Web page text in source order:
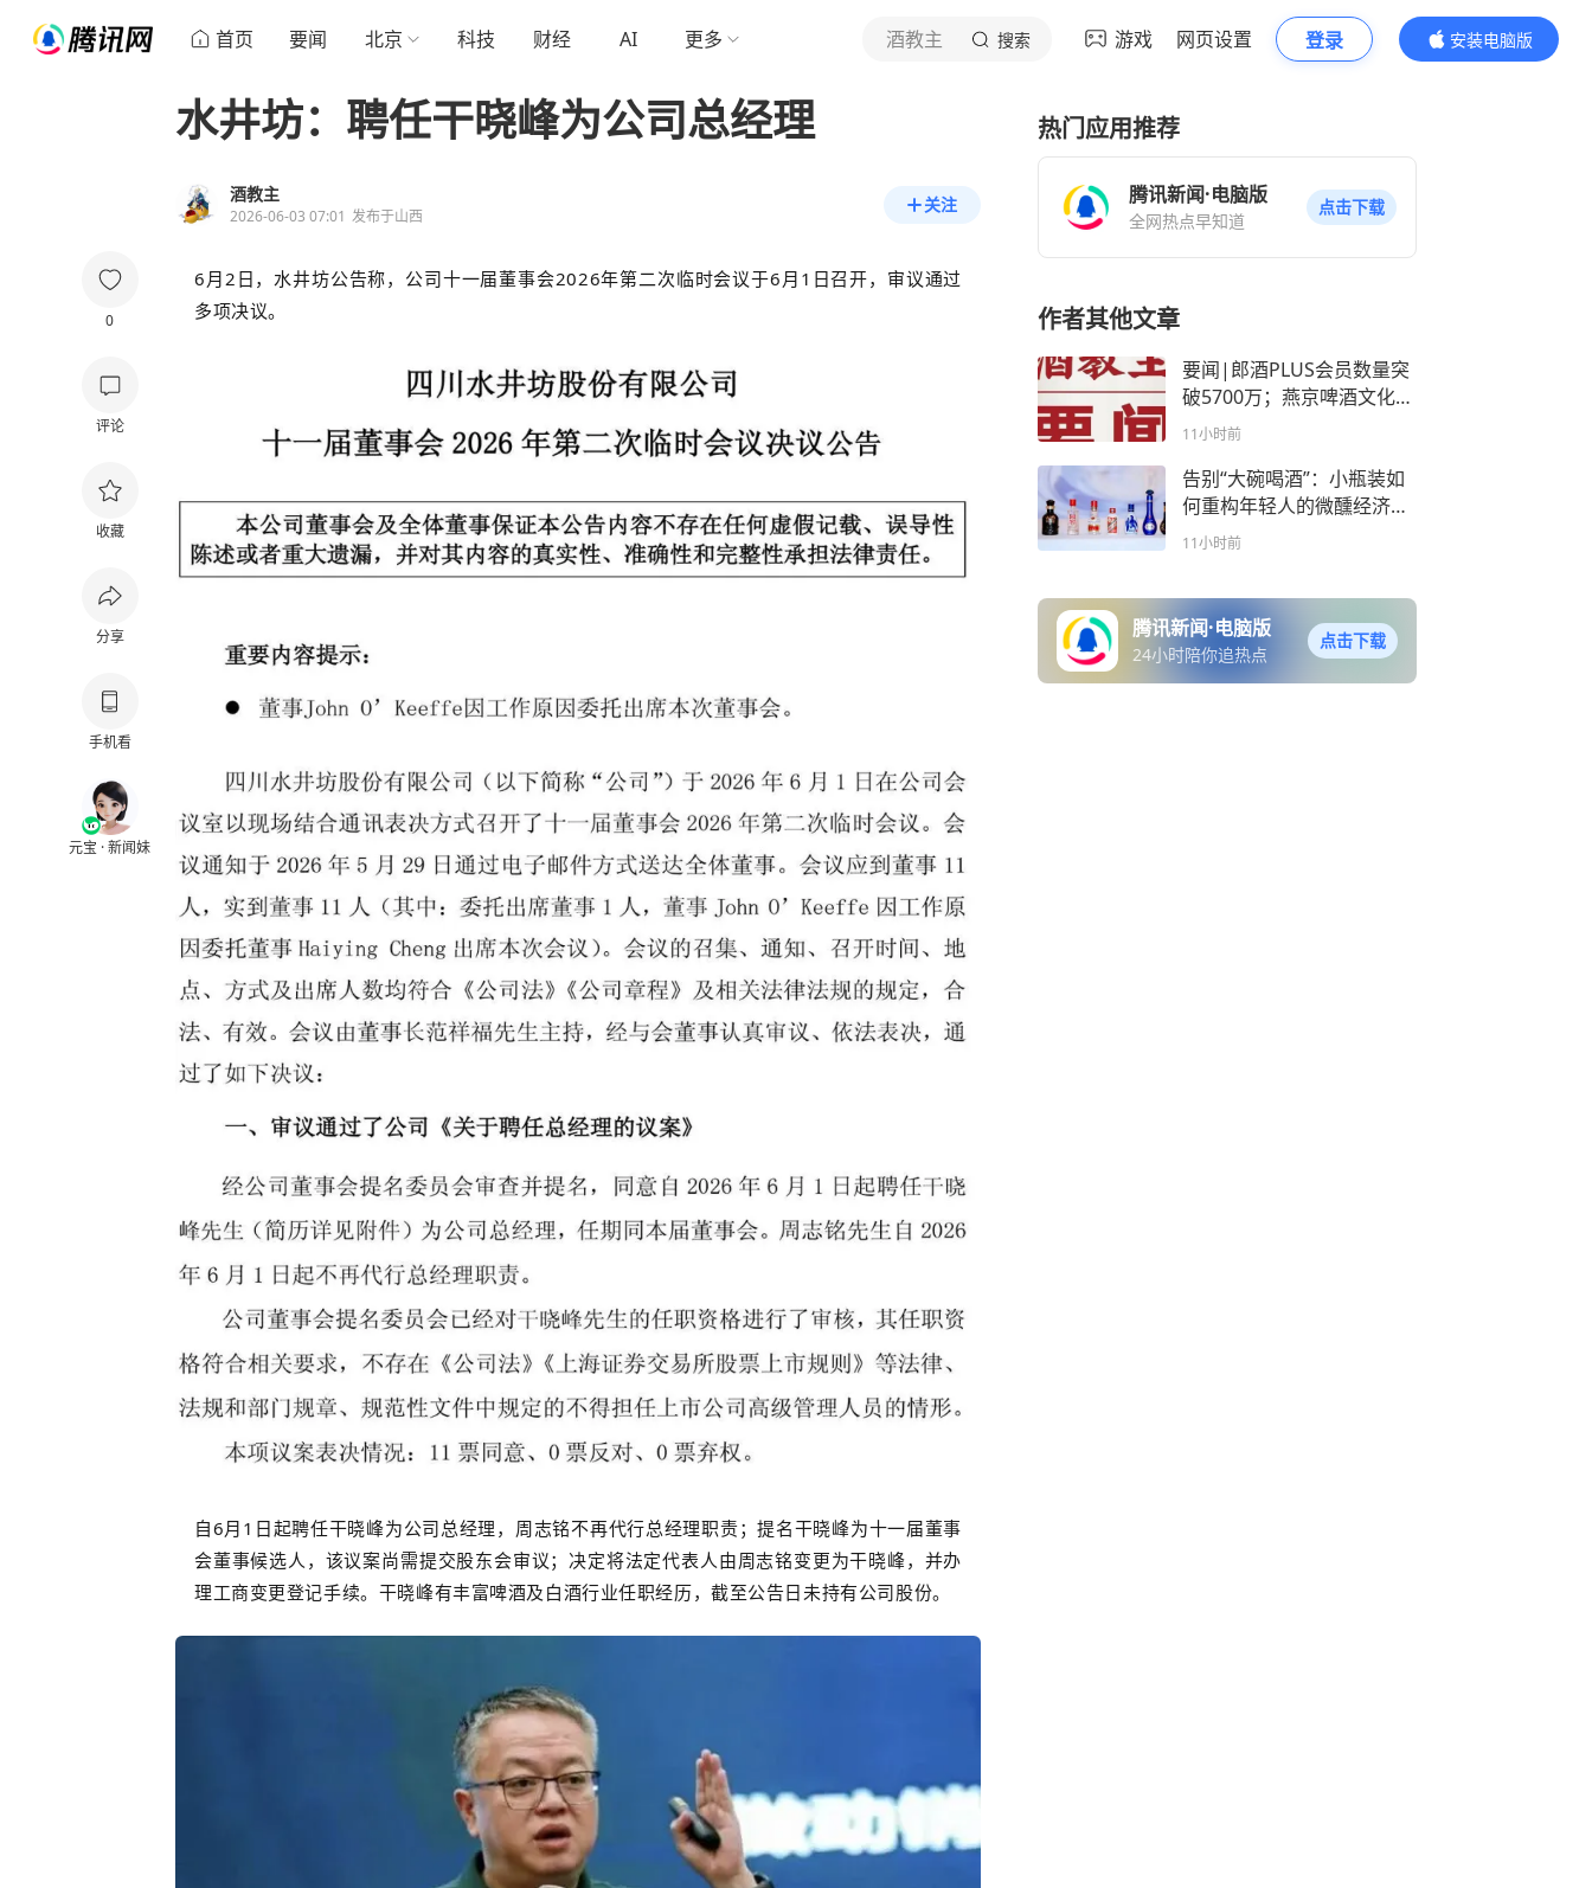
首页 要闻 北京 科技 财经 AI 更多 酒教主 搜索 游戏 网页设置 登录
安装电脑版
内容更精彩
0
评论
收藏
分享
手机看
元宝 · 新闻妹
水井坊：聘任干晓峰为公司总经理
酒教主
2026-06-03 07:01 发布于山西
关注
6月2日，水井坊公告称，公司十一届董事会2026年第二次临时会议于6月1日召开，审议通过
多项决议。
自6月1日起聘任干晓峰为公司总经理，周志铭不再代行总经理职责；提名干晓峰为十一届董事
会董事候选人，该议案尚需提交股东会审议；决定将法定代表人由周志铭变更为干晓峰，并办
理工商变更登记手续。干晓峰有丰富啤酒及 白酒行业任职经历，截至公告日未持有公司股份。
热门应用推荐
腾讯新闻·电脑版
全网热点早知道
点击下载
作者其他文章
要闻|郎酒PLUS会员数量突
破5700万；燕京啤酒文化节
定档......
11小时前
告别“大碗喝酒”：小瓶装如
何重构年轻人的微醺经济
学？
11小时前
腾讯新闻·电脑版
24小时陪你追热点
点击下载